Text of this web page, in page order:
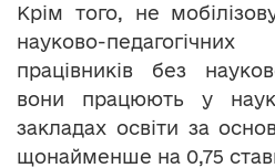
Крім того, не
науково-
працівників без
вони працюють у
закладах освіти за
щонайменше на 0,75